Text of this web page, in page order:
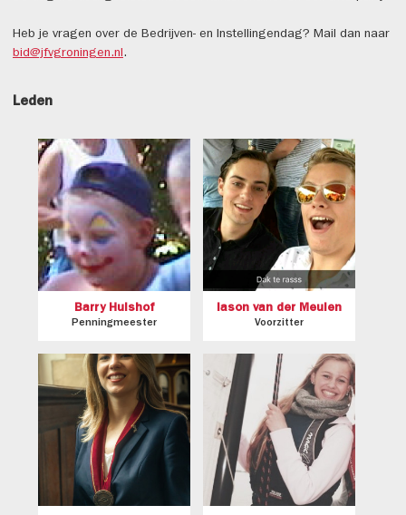
Heb je vragen over de Bedrijven- en Instellingendag? Mail dan naar
bid@jfvgroningen.nl .
Leden
Barry Hulshof
Penningmeester
Iason van der Meulen
Voorzitter